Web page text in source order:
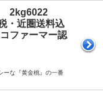
2kg6022
・近圏送料込
ファーマー認
な『黄金桃』の一番